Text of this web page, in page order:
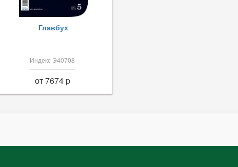
Главбух
Индекс Э40708
от 7674 p